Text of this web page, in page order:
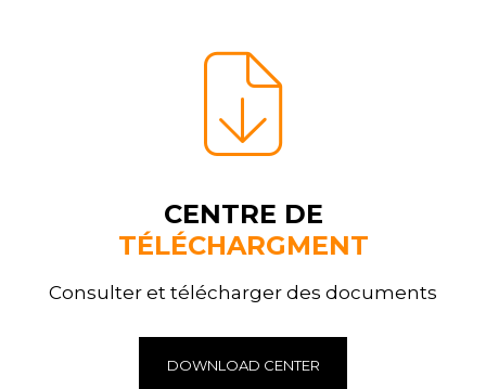
CENTRE DE
TÉLÉCHARGMENT
Consulter et télécharger des documents
DOWNLOAD CENTER